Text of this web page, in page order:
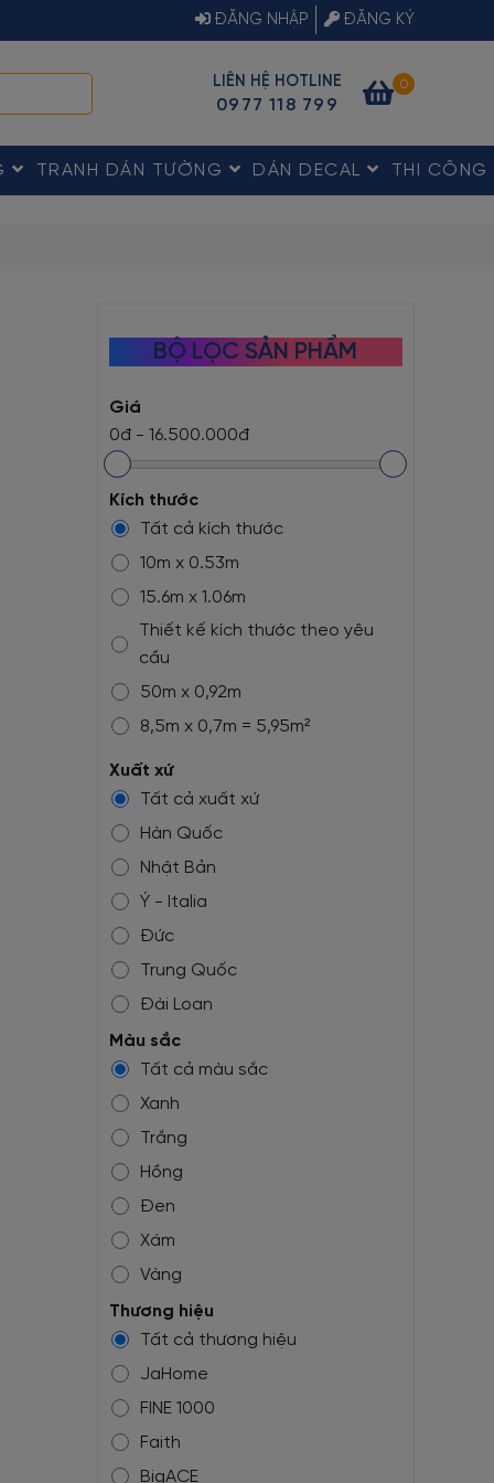
ĐĂNG NHẬP ĐĂNG KÝ
LIÊN HỆ HOTLINE
0977 118 799
0
TRANH DÁN TƯỜNG DÁN DECAL THI CÔNG
BỘ LỌC SẢN PHẨM
Giá
0đ - 16.500.000đ
Kích thước
Tất cả kích thước
10m x 0.53m
15.6m x 1.06m
Thiết kế kích thước theo yêu
cầu
50m x 0,92m
8,5m x 0,7m = 5,95m²
10,05m x 0,7m = 7m²
10,05m x 1m = 10m²
1,32m(1,37m) x 50m
1,32m(1,37m) x 10,5m
Xuất xứ
Tất cả xuất xứ
Hàn Quốc
Nhật Bản
Ý - Italia
Đức
Trung Quốc
Đài Loan
Mỹ
Bỉ
Màu sắc
Tất cả màu sắc
Xanh
Trắng
Hồng
Đen
Xám
Vàng
Tím
Nâu
Đỏ
Pastel
Giả gạch
Thương hiệu
Tất cả thương hiệu
JaHome
FINE 1000
Faith
BigACE